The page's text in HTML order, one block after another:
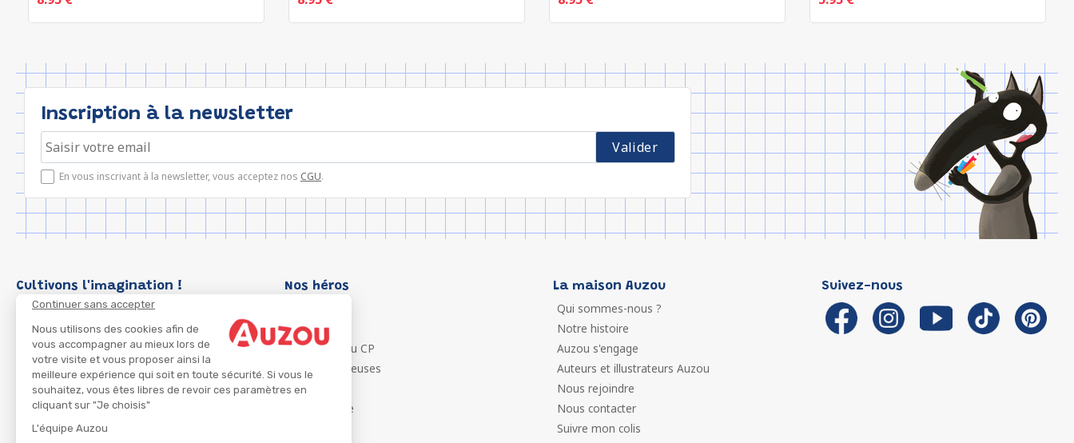
Continuer sans accepter
Nous utilisons des cookies afin de
vous accompagner au mieux lors de
votre visite et vous proposer ainsi la
meilleure expérience qui soit en toute sécurité. Si vous le
souhaitez, vous êtes libres de revoir ces paramètres en
cliquant sur "Je choisis"
L'équipe Auzou
Inscription à la newsletter
En vous inscrivant à la newsletter, vous acceptez nos CGU.
Cultivons l'imagination ! Nos héros
P'tit Loup
Les Héros du CP
Les Influenceuses
Migali
Petite Taupe
La maison Auzou
Qui sommes-nous ?
Notre histoire
Auzou s'engage
Auteurs et illustrateurs Auzou
Nous rejoindre
Nous contacter
Suivre mon colis
Suivez-nous